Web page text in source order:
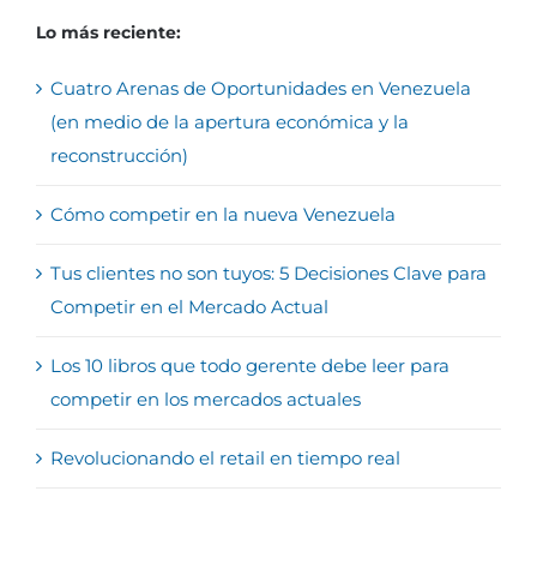
Lo más reciente:
Cuatro Arenas de Oportunidades en Venezuela
(en medio de la apertura económica y la
reconstrucción)
Cómo competir en la nueva Venezuela
Tus clientes no son tuyos: 5 Decisiones Clave para
Competir en el Mercado Actual
Los 10 libros que todo gerente debe leer para
competir en los mercados actuales
Revolucionando el retail en tiempo real